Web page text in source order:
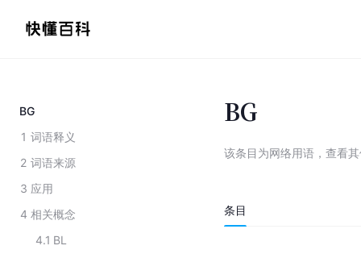
BG
1 词语释义
2 词语来源
3 应用
4 相关概念
4.1 BL
BG
该条目为网络用语 ， 查看
条目